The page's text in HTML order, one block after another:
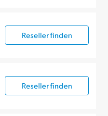
Reseller finden
Reseller finden